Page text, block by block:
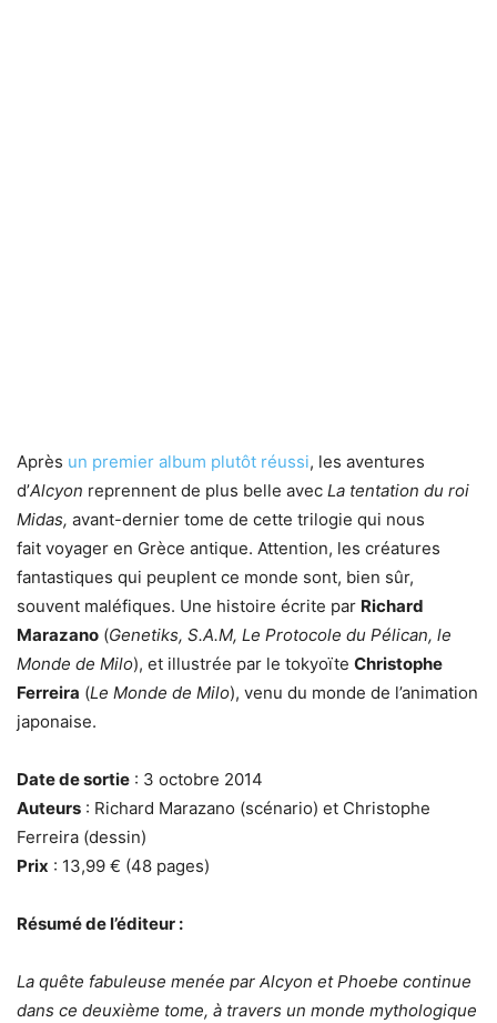
Après un premier album plutôt réussi, les aventures
d’Alcyon reprennent de plus belle avec La tentation du roi
Midas, avant-dernier tome de cette trilogie qui nous
fait voyager en Grèce antique. Attention, les créatures
fantastiques qui peuplent ce monde sont, bien sûr,
souvent maléfiques. Une histoire écrite par Richard
Marazano (Genetiks, S.A.M, Le Protocole du Pélican, le
Monde de Milo), et illustrée par le tokyoïte Christophe
Ferreira (Le Monde de Milo), venu du monde de l’animation
japonaise.
Date de sortie : 3 octobre 2014
Auteurs : Richard Marazano (scénario) et Christophe
Ferreira (dessin)
Prix : 13,99 € (48 pages)
Résumé de l’éditeur :
La quête fabuleuse menée par Alcyon et Phoebe continue
dans ce deuxième tome, à travers un monde mythologique